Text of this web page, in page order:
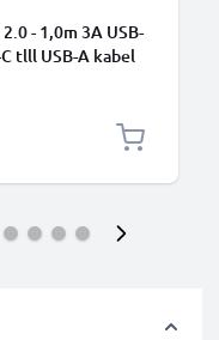
- 1,0m 3A USB-
tlll USB-A kabel